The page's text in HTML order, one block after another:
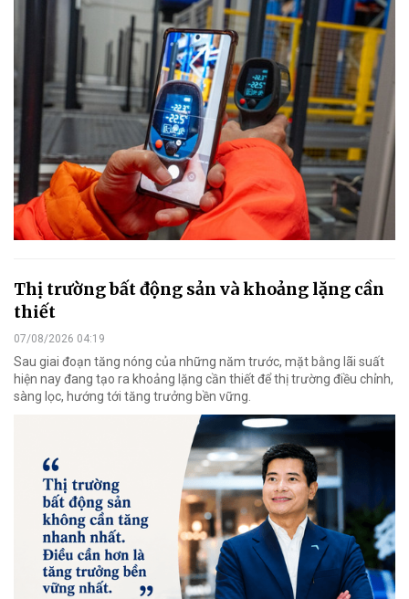
Thị trường bất động sản và khoảng lặng cần
thiết
07/08/2026 04:19
Sau giai đoạn tăng nóng của những năm trước, mặt bằng lãi suất
hiện nay đang tạo ra khoảng lặng cần thiết để thị trường điều chỉnh,
sàng lọc, hướng tới tăng trưởng bền vững.